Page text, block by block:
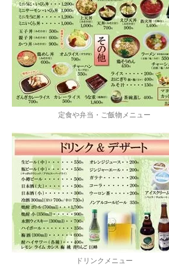
定食や弁当・ご飯物メニュー
ドリンクメニュー